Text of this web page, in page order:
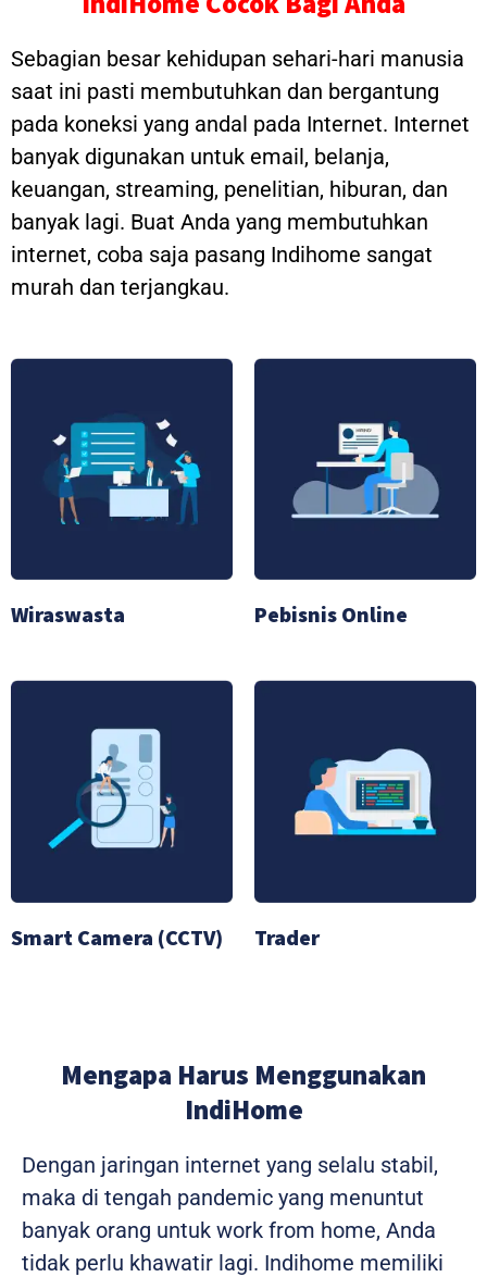
Sebagian besar kehidupan sehari-hari manusia
saat ini pasti membutuhkan dan bergantung
pada koneksi yang andal pada Internet. Internet
banyak digunakan untuk email, belanja,
keuangan, streaming, penelitian, hiburan, dan
banyak lagi. Buat Anda yang membutuhkan
internet, coba saja pasang Indihome sangat
murah dan terjangkau.
Wiraswasta Pebisnis Online
Smart Camera (CCTV) Trader
Mengapa Harus Menggunakan
IndiHome
Dengan jaringan internet yang selalu stabil,
maka di tengah pandemic yang menuntut
banyak orang untuk work from home, Anda
tidak perlu khawatir lagi. Indihome memiliki